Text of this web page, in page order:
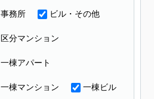
事務所 ビル・その他
区分マンション
一棟アパート
一棟マンション 一棟ビル